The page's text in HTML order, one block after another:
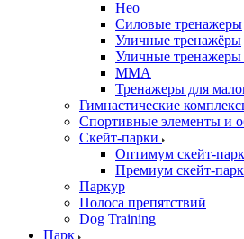
Нео
Силовые тренажеры
Уличные тренажёры
Уличные
ММА
Тренажеры для
Гимнастические
Спортивные элементы и
Скейт-парки
Оптимум скейт-парк
Премиум скейт-парк
Паркур
Полоса препятствий
Dog Training
Парк